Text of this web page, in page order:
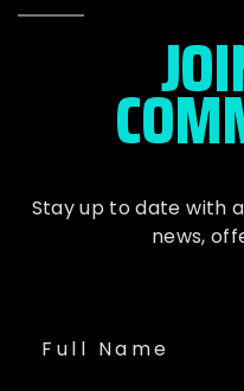
Stay up to date with
news,
Full Name